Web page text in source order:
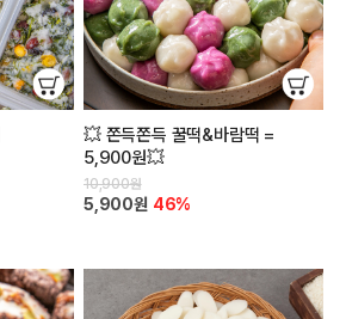
💥 쫀득쫀득 꿀떡&바람떡 =
5,900원💥
10,900원
5,900원 46%